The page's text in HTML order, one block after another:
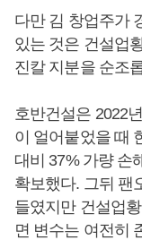
다만 김 창업주가
있는 것은 건설업
진칼 지분을 순조
호반건설은 2022
이 얼어붙었을 때
대비 37% 가량 손
확보했다. 그뒤 팬
들였지만 건설업
면 변수는 여전히